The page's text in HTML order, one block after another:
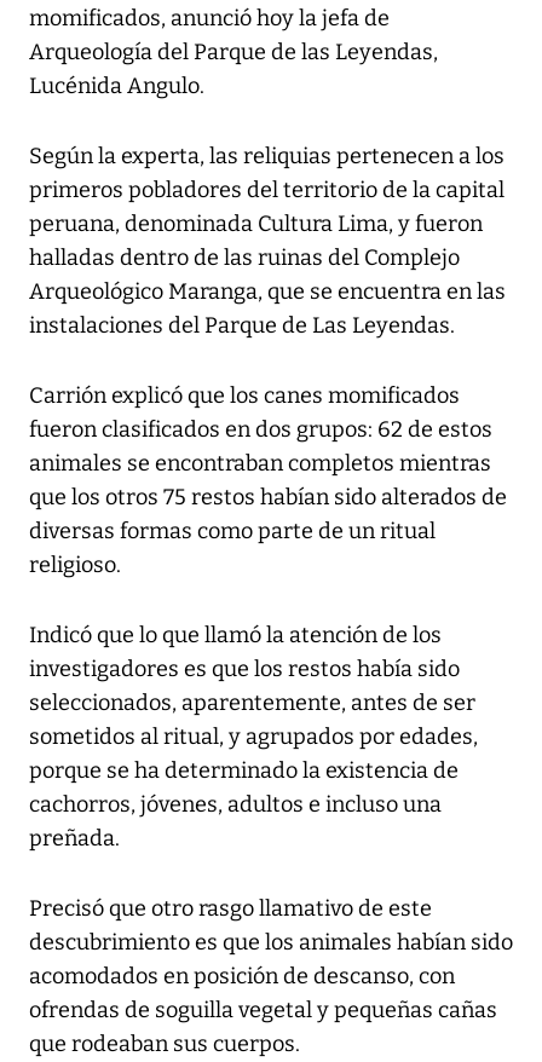
momificados, anunció hoy la jefa de
Arqueología del Parque de las Leyendas,
Lucénida Angulo.
Según la experta, las reliquias pertenecen a los
primeros pobladores del territorio de la capital
peruana, denominada Cultura Lima, y fueron
halladas dentro de las ruinas del Complejo
Arqueológico Maranga, que se encuentra en las
instalaciones del Parque de Las Leyendas.
Carrión explicó que los canes momificados
fueron clasificados en dos grupos: 62 de estos
animales se encontraban completos mientras
que los otros 75 restos habían sido alterados de
diversas formas como parte de un ritual
religioso.
Indicó que lo que llamó la atención de los
investigadores es que los restos había sido
seleccionados, aparentemente, antes de ser
sometidos al ritual, y agrupados por edades,
porque se ha determinado la existencia de
cachorros, jóvenes, adultos e incluso una
preñada.
Precisó que otro rasgo llamativo de este
descubrimiento es que los animales habían sido
acomodados en posición de descanso, con
ofrendas de soguilla vegetal y pequeñas cañas
que rodeaban sus cuerpos.